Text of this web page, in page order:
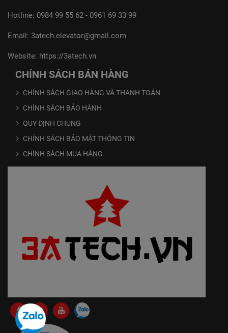
Hotline: 0984 99 55 62 - 0961 69 33 99
Email: 3atech.elevator@gmail.com
Website: https://3atech.vn
CHÍNH SÁCH BÁN HÀNG
CHÍNH SÁCH GIAO HÀNG VÀ THANH TOÁN
CHÍNH SÁCH BẢO HÀNH
QUY ĐỊNH CHUNG
CHÍNH SÁCH BẢO MẬT THÔNG TIN
CHÍNH SÁCH MUA HÀNG